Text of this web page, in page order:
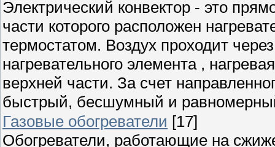
Электрический конвектор - это
части которого расположен
термостатом. Воздух проходит
нагревательного элемента ,
верхней части. За счет
быстрый, бесшумный и
Газовые обогреватели [17]
Обогреватели, работающие на